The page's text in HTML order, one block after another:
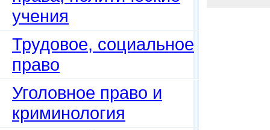
учения
Трудовое, социальное
право
Уголовное право и
криминология